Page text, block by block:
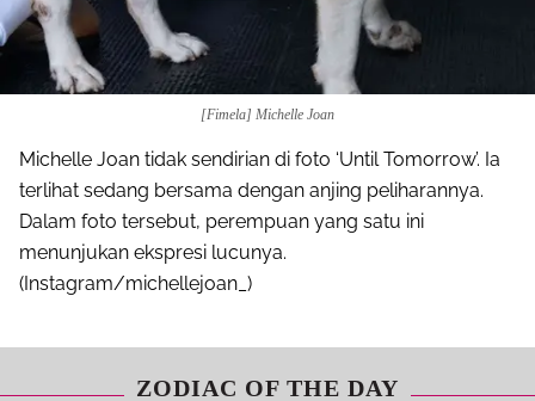
[Fimela] Michelle Joan
Michelle Joan tidak sendirian di foto ‘Until Tomorrow’. Ia
terlihat sedang bersama dengan anjing peliharannya.
Dalam foto tersebut, perempuan yang satu ini
menunjukan ekspresi lucunya.
(Instagram/michellejoan_)
ZODIAC OF THE DAY